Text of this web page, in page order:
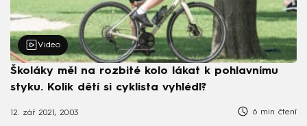
Video
Školáky měl na rozbité kolo lákat k pohlavnímu
styku. Kolik dětí si cyklista vyhlédl?
12. zář 2021, 20:03 6 min čtení